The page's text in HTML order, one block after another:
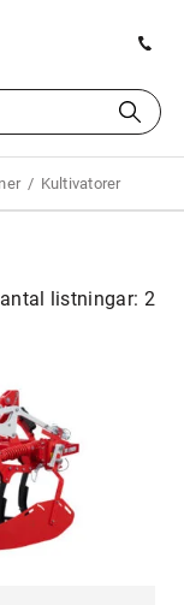
Kultivatorer
listningar: 2